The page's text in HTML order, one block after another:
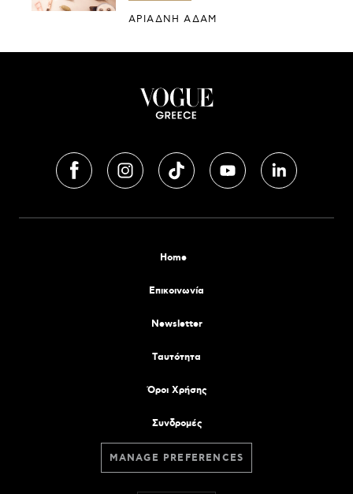
ΑΡΙΆΔΝΗ ΑΔΆΜ
Home
Επικοινωνία
Newsletter
Tαυτότητα
Όροι Χρήσης
Συνδρομές
MANAGE PREFERENCES